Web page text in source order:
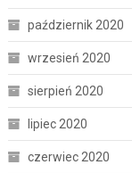
październik 2020
wrzesień 2020
sierpień 2020
lipiec 2020
czerwiec 2020